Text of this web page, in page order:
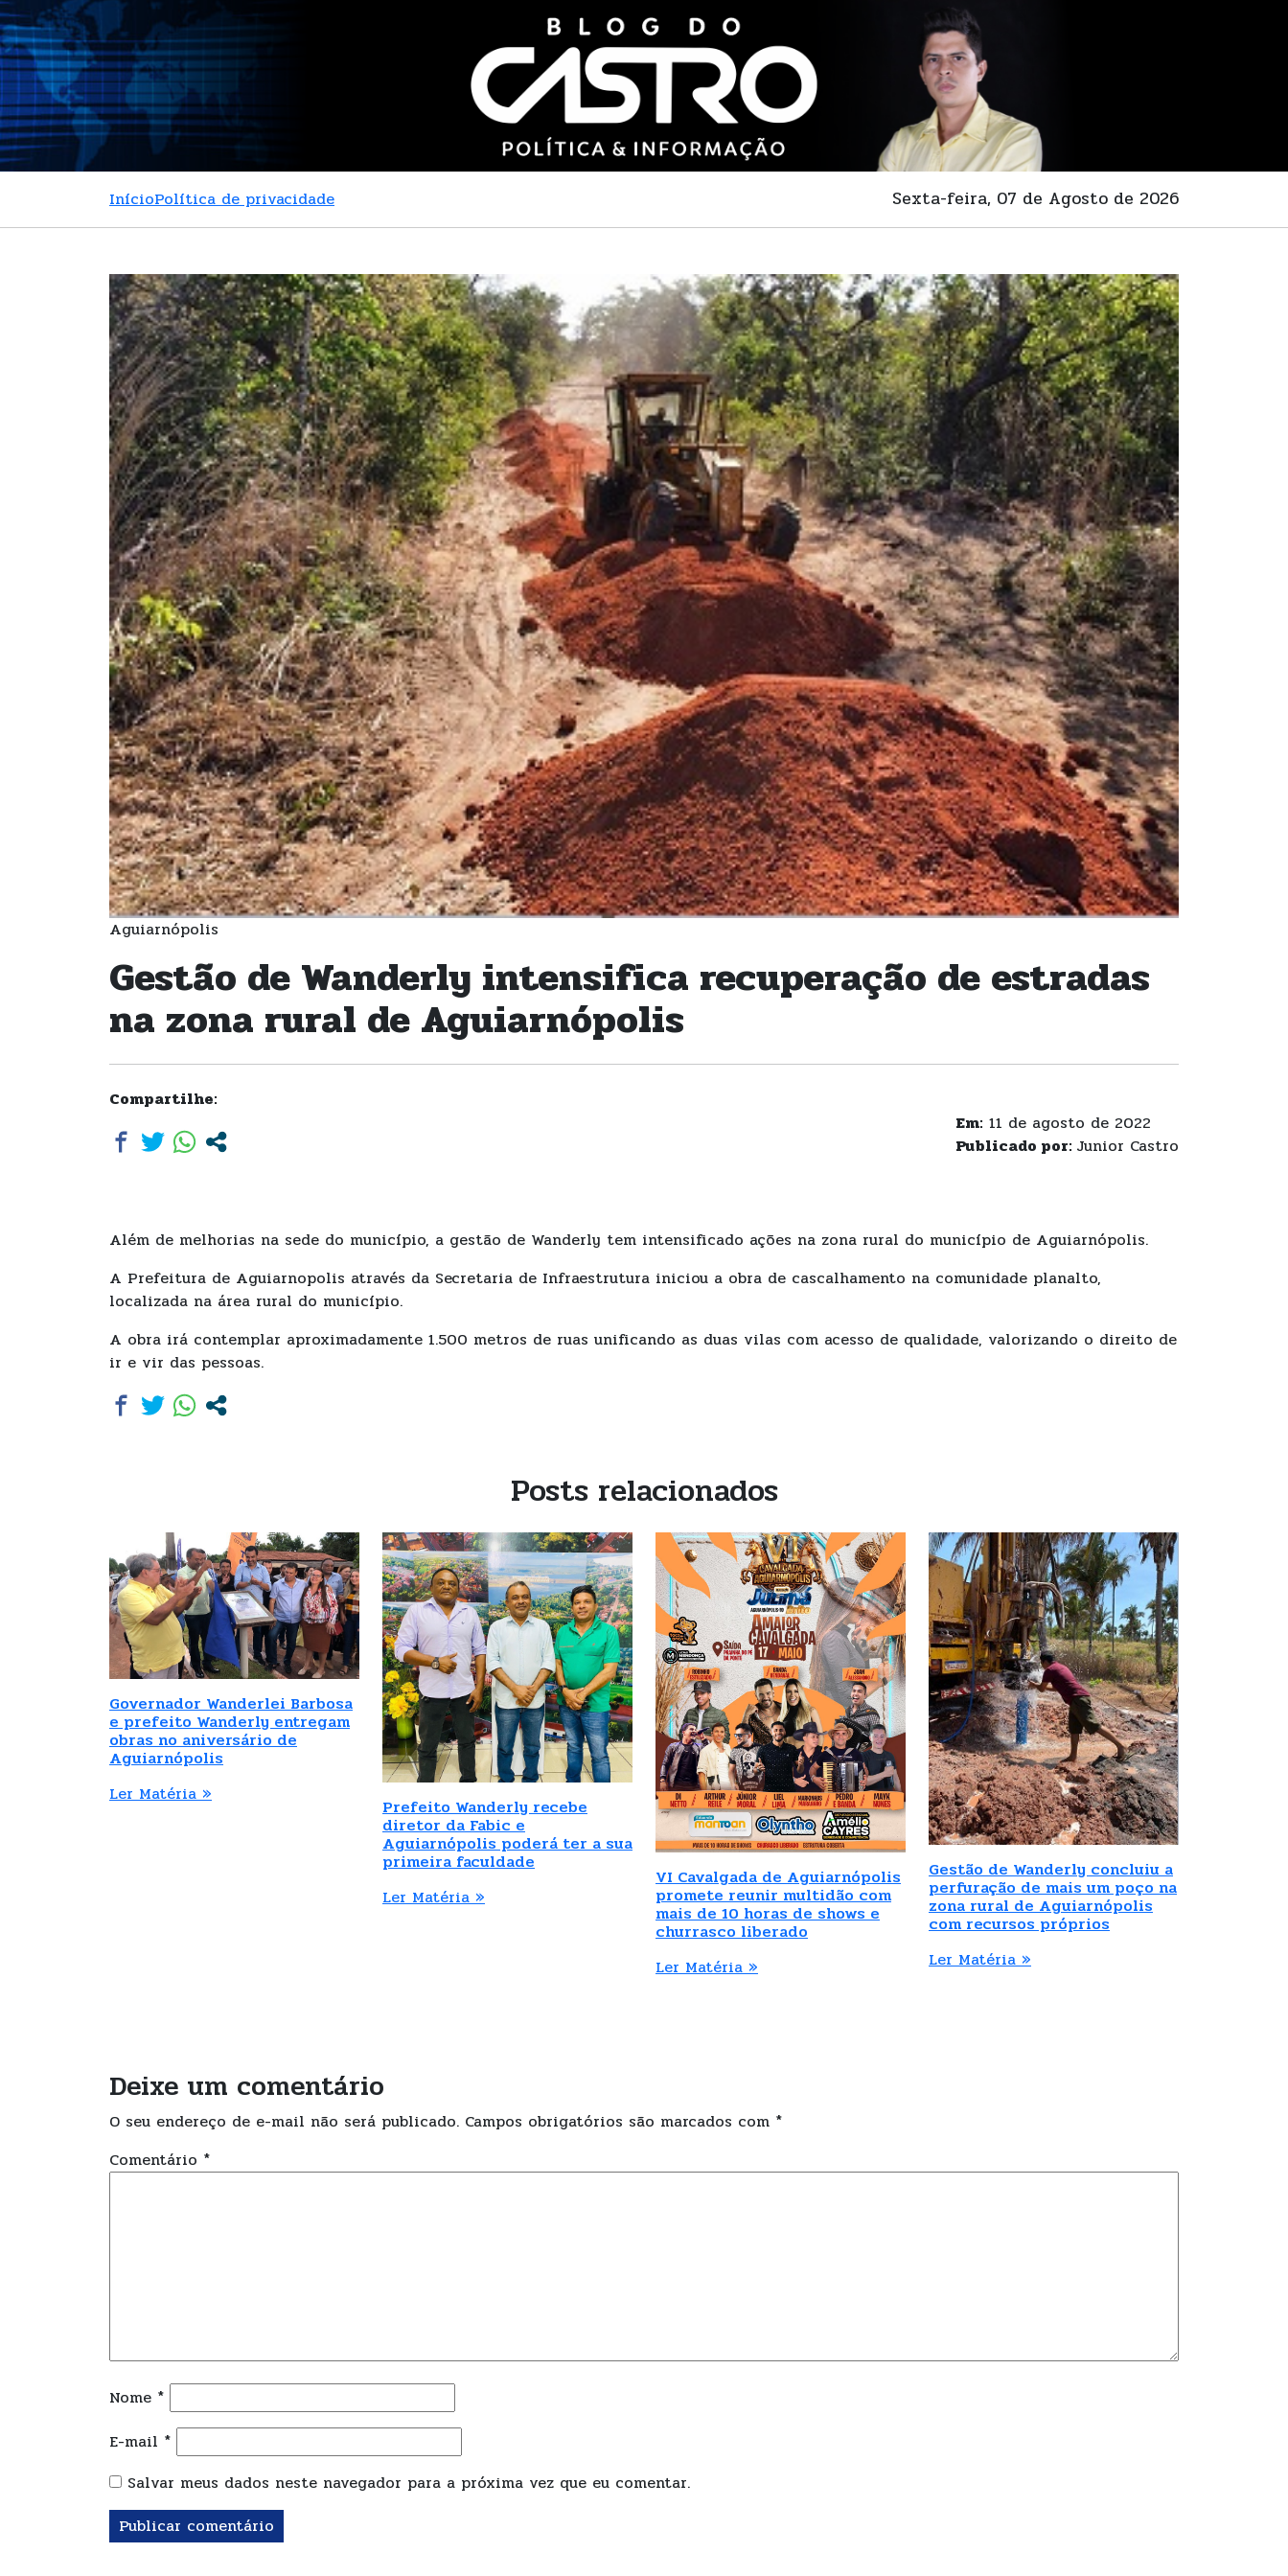
InícioPolítica de privacidade Sexta-feira, 07 de Agosto de 2026
Aguiarnópolis
Gestão de Wanderly intensifica recuperação de estradas
na zona rural de Aguiarnópolis
Compartilhe:
Em: 11 de agosto de 2022
Publicado por: Junior Castro
Além de melhorias na sede do município, a gestão de Wanderly tem intensificado ações na zona rural do município de Aguiarnópolis.
A Prefeitura de Aguiarnopolis através da Secretaria de Infraestrutura iniciou a obra de cascalhamento na comunidade planalto,
localizada na área rural do município.
A obra irá contemplar aproximadamente 1.500 metros de ruas unificando as duas vilas com acesso de qualidade, valorizando o direito de
ir e vir das pessoas.
Posts relacionados
Governador Wanderlei Barbosa
e prefeito Wanderly entregam
obras no aniversário de
Aguiarnópolis
Ler Matéria »
Prefeito Wanderly recebe
diretor da Fabic e
Aguiarnópolis poderá ter a sua
primeira faculdade
Ler Matéria »
VI Cavalgada de Aguiarnópolis
promete reunir multidão com
mais de 10 horas de shows e
churrasco liberado
Ler Matéria »
Gestão de Wanderly concluiu a
perfuração de mais um poço na
zona rural de Aguiarnópolis
com recursos próprios
Ler Matéria »
Deixe um comentário
O seu endereço de e-mail não será publicado. Campos obrigatórios são marcados com *
Comentário *
Nome *
E-mail *
Salvar meus dados neste navegador para a próxima vez que eu comentar.